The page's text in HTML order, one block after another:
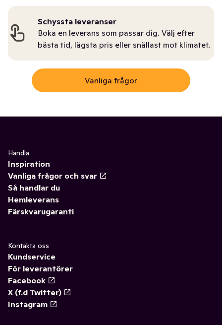
Schyssta leveranser
Boka en leverans som passar dig. Välj efter
bästa tid, lägsta pris eller snällast mot klimatet.
Vanliga frågor
Handla
Inspiration
Vanliga frågor och svar
Så handlar du
Hemleverans
Färskvarugaranti
Kontakta oss
Kundservice
För leverantörer
Facebook
X (f.d Twitter)
Instagram